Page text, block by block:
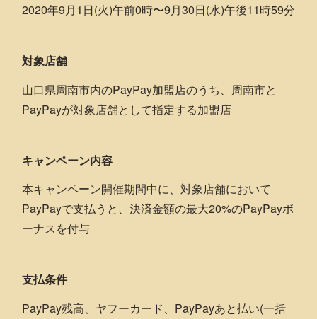
2020年9月1日(火)午前0時〜9月30日(水)午後11時59分
対象店舗
山口県周南市内のPayPay加盟店のうち、周南市と
PayPayが対象店舗として指定する加盟店
キャンペーン内容
本キャンペーン開催期間中に、対象店舗において
PayPayで支払うと、決済金額の最大20%のPayPayボ
ーナスを付与
支払条件
PayPay残高、ヤフーカード、PayPayあと払い(一括